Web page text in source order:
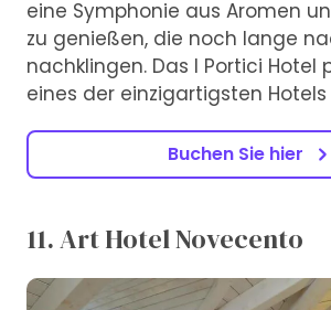
eine Symphonie aus Aromen
zu genießen, die noch lange
nachklingen. Das I Portici Hotel
eines der einzigartigsten Hotels
Buchen Sie hier
11. Art Hotel Novecento